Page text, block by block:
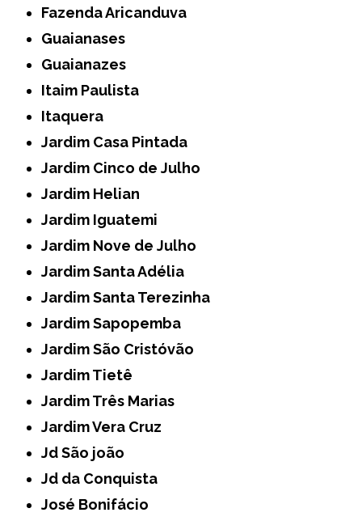
Fazenda Aricanduva
Guaianases
Guaianazes
Itaim Paulista
Itaquera
Jardim Casa Pintada
Jardim Cinco de Julho
Jardim Helian
Jardim Iguatemi
Jardim Nove de Julho
Jardim Santa Adélia
Jardim Santa Terezinha
Jardim Sapopemba
Jardim São Cristóvão
Jardim Tietê
Jardim Três Marias
Jardim Vera Cruz
Jd São joão
Jd da Conquista
José Bonifácio